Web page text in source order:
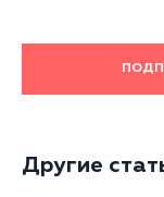
Другие